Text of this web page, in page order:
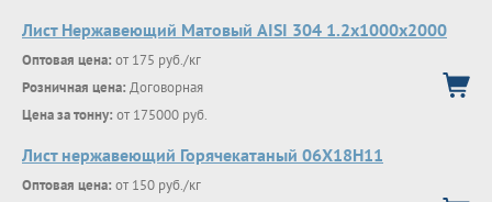
Лист Нержавеющий Матовый AISI 304 1.2х1000х2000
Оптовая цена: от 175 руб./кг
Розничная цена: Договорная
Цена за тонну: от 175000 руб.
Лист нержавеющий Горячекатаный 06X18H11
Оптовая цена: от 150 руб./кг